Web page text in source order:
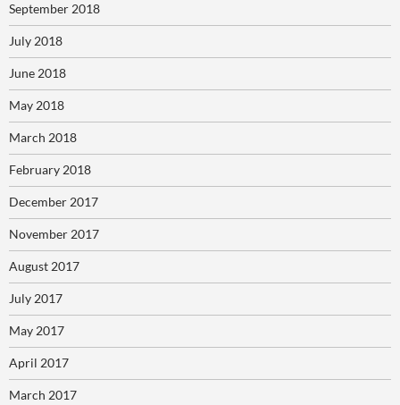
September 2018
July 2018
June 2018
May 2018
March 2018
February 2018
December 2017
November 2017
August 2017
July 2017
May 2017
April 2017
March 2017